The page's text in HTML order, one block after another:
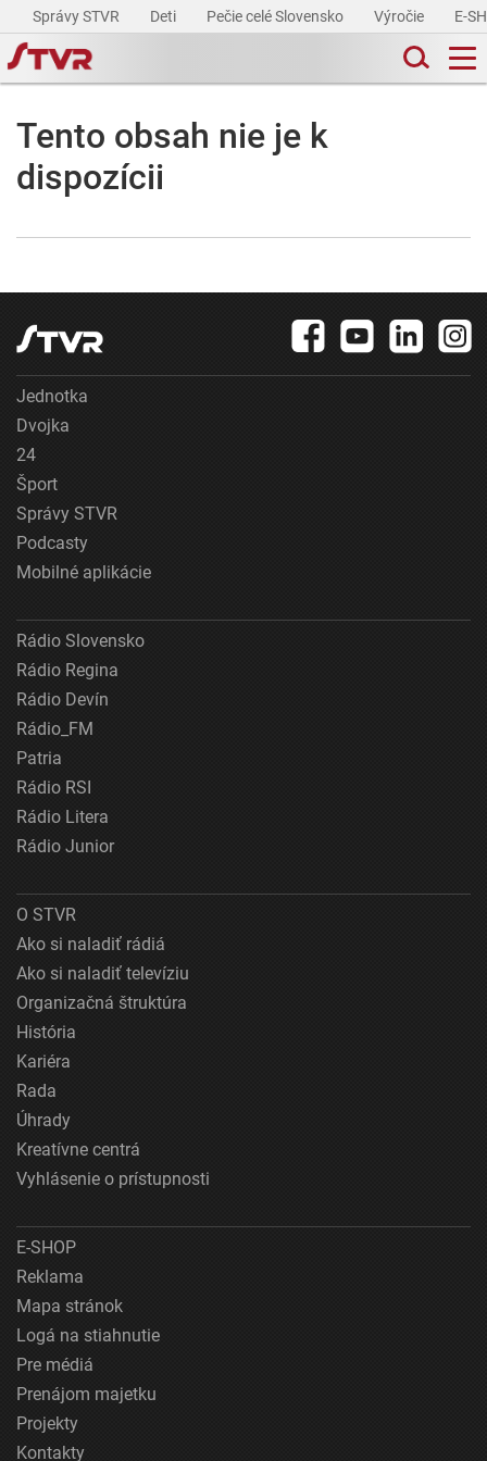
Správy STVR Deti Pečie celé Slovensko Výročie E-
Tento obsah nie je k
dispozícii
Jednotka
Dvojka
24
Šport
Správy STVR
Podcasty
Mobilné aplikácie
Rádio Slovensko
Rádio Regina
Rádio Devín
Rádio_FM
Patria
Rádio RSI
Rádio Litera
Rádio Junior
O STVR
Ako si naladiť rádiá
Ako si naladiť televíziu
Organizačná štruktúra
História
Kariéra
Rada
Úhrady
Kreatívne centrá
Vyhlásenie o prístupnosti
E-SHOP
Reklama
Mapa stránok
Logá na stiahnutie
Pre médiá
Prenájom majetku
Projekty
Kontakty